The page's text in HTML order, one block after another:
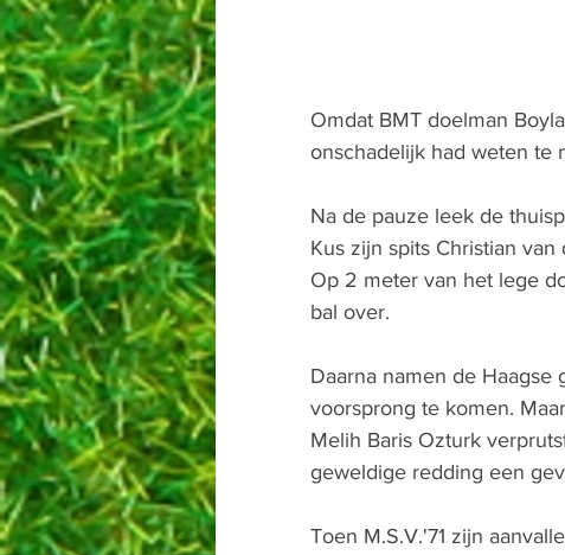
Omdat BMT doelman
onschadelijk had weten te
Na de pauze leek de
Kus zijn spits Christian
Op 2 meter van het lege
bal over.
Daarna namen de
voorsprong te komen.
Melih Baris Ozturk
geweldige redding een
Toen M.S.V.'71 zijn